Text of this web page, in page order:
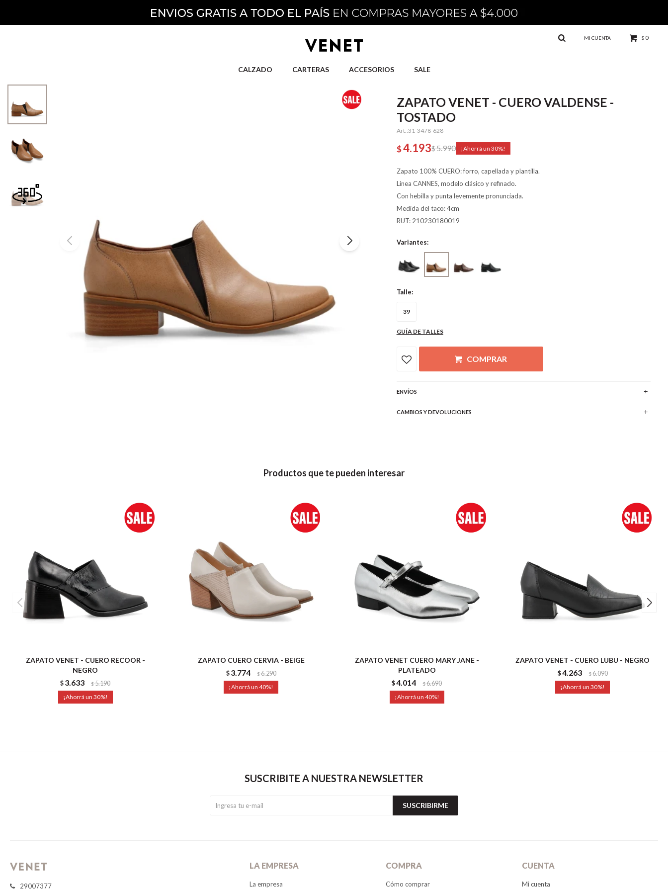
CALZADO CARTERAS ACCESORIOS SALE
$ 0
ZAPATO VENET - CUERO VALDENSE -
TOSTADO
31-3478-628
$4.193$5.990 30
Zapato 100% CUERO: forro, capellada y plantilla.
Línea CANNES, modelo clásico y refinado.
Con hebilla y punta levemente pronunciada.
Medida del taco: 4cm
RUT: 210230180019
Variantes:
Talle:
39
GUÍA DE TALLES
COMPRAR
ENVÍOS
CAMBIOS Y DEVOLUCIONES
Productos que te pueden interesar
ZAPATO VENET - CUERO RECOOR -
NEGRO
$3.633 $5.190
30
ZAPATO CUERO CERVIA - BEIGE
$ 3.774 $6.290
40
ZAPATO VENET CUERO MARY JANE -
PLATEADO
$4.014 $6.690
40
ZAPATO VENET - CUERO LUBU - NEGRO
$4.263 $6.090
30
29007377
LA EMPRESA
La empresa
COMPRA
Cómo comprar
CUENTA
Mi cuenta
SUSCRIBITE A NUESTRA NEWSLETTER
SUSCRIBIRME